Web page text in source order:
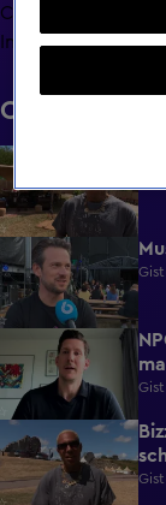
Clips
Info
Clips
1:11
1:32